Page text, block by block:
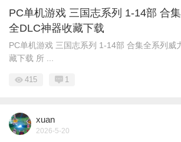
PC单机游戏 三国志系列 1-14部 合
全DLC神器收藏下载
PC单机游戏 三国志系列 1-14部 合集全系列威
藏下载 所 ...
415 1
xuan
2026-5-20